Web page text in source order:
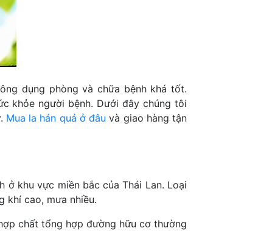
dụng phòng và chữa bệnh khá tốt.
khỏe người bệnh. Dưới đây chúng tôi
Mua la hán quả ở đâu và giao hàng tận
khu vực miền bắc của Thái Lan. Loại
khí cao, mưa nhiều.
chất tổng hợp đường hữu cơ thường